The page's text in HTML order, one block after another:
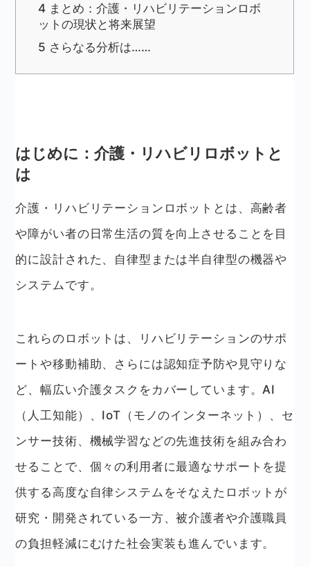
4 まとめ：介護・リハビリテーションロボ
ットの現状と将来展望
5 さらなる分析は……
はじめに：介護・リハビリロボットと
は
介護・リハビリテーションロボットとは、高齢者
や障がい者の日常生活の質を向上させることを目
的に設計された、自律型または半自律型の機器や
システムです。
これらのロボットは、リハビリテーションのサポ
ートや移動補助、さらには認知症予防や見守りな
ど、幅広い介護タスクをカバーしています。AI
（人工知能）、IoT（モノのインターネット）、セ
ンサー技術、機械学習などの先進技術を組み合わ
せることで、個々の利用者に最適なサポートを提
供する高度な自律システムをそなえたロボットが
研究・開発されている一方、被介護者や介護職員
の負担軽減にむけた社会実装も進んでいます。